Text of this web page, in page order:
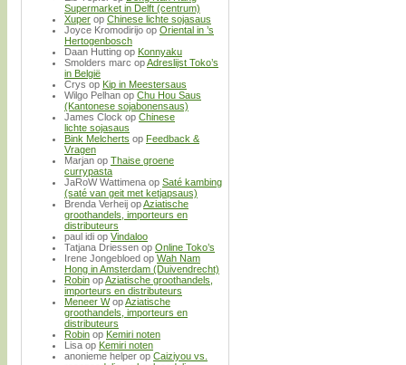
Supermarket in Delft (centrum)
Xuper op Chinese lichte sojasaus
Joyce Kromodirijo op Oriental in ’s
Hertogenbosch
Daan Hutting op Konnyaku
Smolders marc opAdreslijst Toko’s
in België
Crys op Kip in Meestersaus
Wilgo Pelhan op Chu Hou Saus
(Kantonese sojabonensaus)
James Clock op Chinese
lichte sojasaus
Bink Melcherts op Feedback &
Vragen
Marjan op Thaise groene
currypasta
JaRoW Wattimena op Saté kambing
(saté van geit met ketjapsaus)
Brenda Verheij opAziatische
groothandels, importeurs en
distributeurs
paul idi op Vindaloo
Tatjana Driessen op Online Toko’s
Irene Jongebloed op Wah Nam
Hong in Amsterdam (Duivendrecht)
Robin opAziatische groothandels,
importeurs en distributeurs
Meneer WopAziatische
groothandels, importeurs en
distributeurs
Robin op Kemiri noten
Lisa op Kemiri noten
anonieme helper op Caiziyou vs.